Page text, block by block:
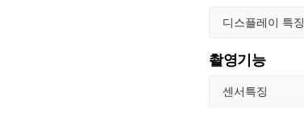
디스플레이 특징
촬영기능
센서특징